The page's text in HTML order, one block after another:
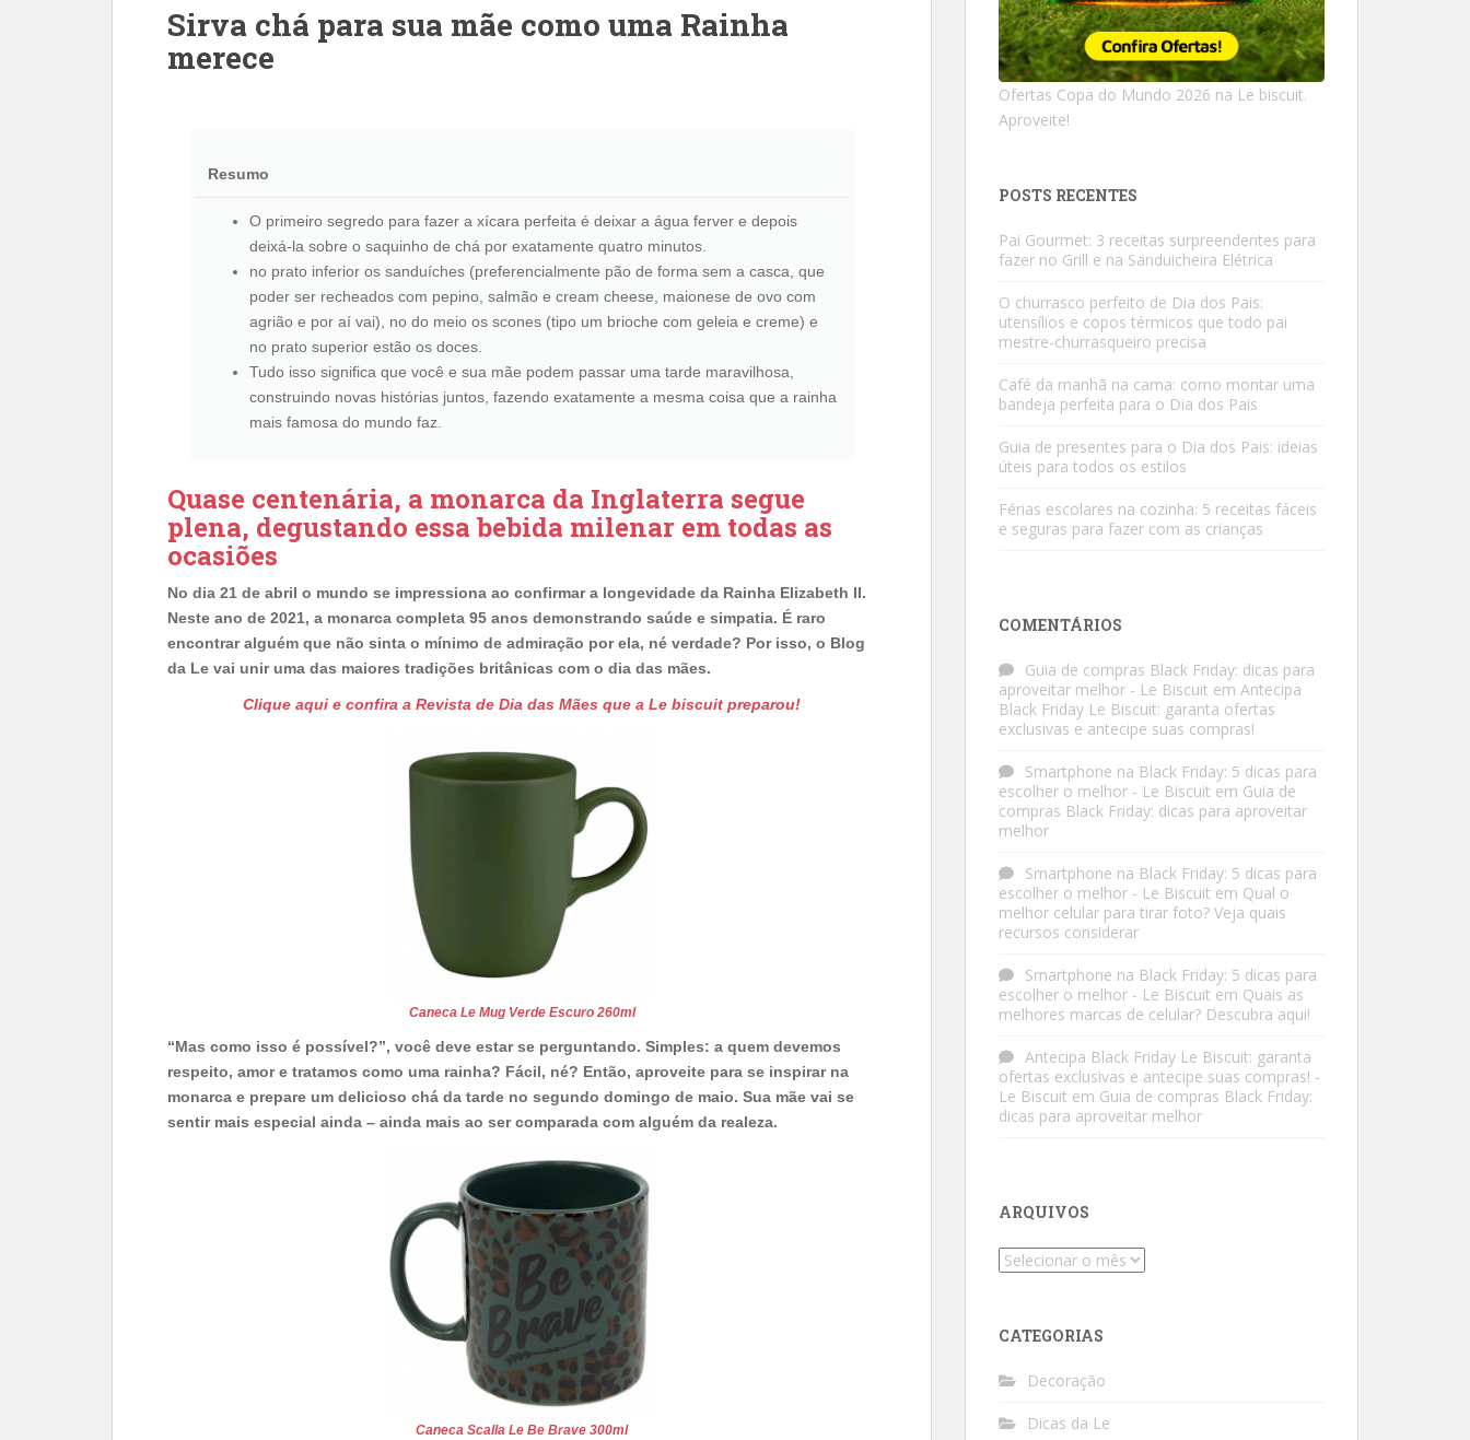
Sirva chá para sua mãe como uma Rainha
merece
Resumo
O primeiro segredo para fazer a xícara perfeita é deixar a água ferver e depois
deixá-la sobre o saquinho de chá por exatamente quatro minutos.
no prato inferior os sanduíches (preferencialmente pão de forma sem a casca, que
poder ser recheados com pepino, salmão e cream cheese, maionese de ovo com
agrião e por aí vai), no do meio os scones (tipo um brioche com geleia e creme) e
no prato superior estão os doces.
Tudo isso significa que você e sua mãe podem passar uma tarde maravilhosa,
construindo novas histórias juntos, fazendo exatamente a mesma coisa que a rainha
mais famosa do mundo faz.
Quase centenária, a monarca da Inglaterra segue
plena, degustando essa bebida milenar em todas as
ocasiões
No dia 21 de abril o mundo se impressiona ao confirmar a longevidade da Rainha Elizabeth II.
Neste ano de 2021, a monarca completa 95 anos demonstrando saúde e simpatia. É raro
encontrar alguém que não sinta o mínimo de admiração por ela, né verdade? Por isso, o Blog
da Le vai unir uma das maiores tradições britânicas com o dia das mães.
Clique aqui e confira a Revista de Dia das Mães que a Le biscuit preparou!
Caneca Le Mug Verde Escuro 260ml
“Mas como isso é possível?”, você deve estar se perguntando. Simples: a quem devemos
respeito, amor e tratamos como uma rainha? Fácil, né? Então, aproveite para se inspirar na
monarca e prepare um delicioso chá da tarde no segundo domingo de maio. Sua mãe vai se
sentir mais especial ainda – ainda mais ao ser comparada com alguém da realeza.
Caneca Scalla Le Be Brave 300ml
Ofertas Copa do Mundo 2026 na Le biscuit.
Aproveite!
POSTS RECENTES
Pai Gourmet: 3 receitas surpreendentes para
fazer no Grill e na Sanduicheira Elétrica
O churrasco perfeito de Dia dos Pais:
utensílios e copos térmicos que todo pai
mestre-churrasqueiro precisa
Café da manhã na cama: como montar uma
bandeja perfeita para o Dia dos Pais
Guia de presentes para o Dia dos Pais: ideias
úteis para todos os estilos
Férias escolares na cozinha: 5 receitas fáceis
e seguras para fazer com as crianças
COMENTÁRIOS
Guia de compras Black Friday: dicas para
aproveitar melhor - Le Biscuit em Antecipa
Black Friday Le Biscuit: garanta ofertas
exclusivas e antecipe suas compras!
Smartphone na Black Friday: 5 dicas para
escolher o melhor - Le Biscuit em Guia de
compras Black Friday: dicas para aproveitar
melhor
Smartphone na Black Friday: 5 dicas para
escolher o melhor - Le Biscuit em Qual o
melhor celular para tirar foto? Veja quais
recursos considerar
Smartphone na Black Friday: 5 dicas para
escolher o melhor - Le Biscuit em Quais as
melhores marcas de celular? Descubra aqui!
Antecipa Black Friday Le Biscuit: garanta
ofertas exclusivas e antecipe suas compras! -
Le Biscuit em Guia de compras Black Friday:
dicas para aproveitar melhor
ARQUIVOS
Arquivos
CATEGORIAS
Decoração
Dicas da Le